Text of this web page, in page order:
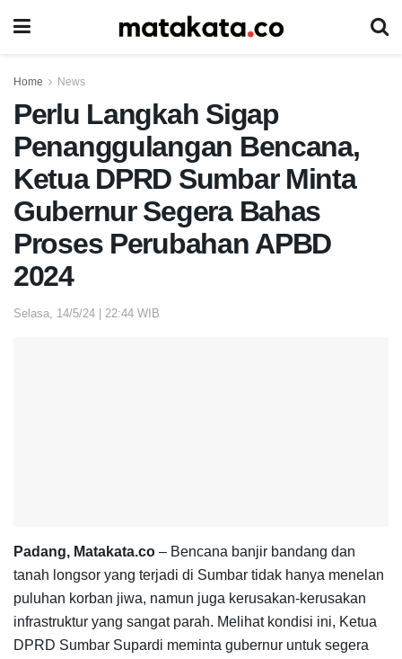
Home News
Perlu Langkah Sigap
Penanggulangan Bencana,
Ketua DPRD Sumbar Minta
Gubernur Segera Bahas
Proses Perubahan APBD
2024
Selasa, 14/5/24 | 22:44 WIB
Padang, Matakata.co – Bencana banjir bandang dan
tanah longsor yang terjadi di Sumbar tidak hanya menelan
puluhan korban jiwa, namun juga kerusakan-kerusakan
infrastruktur yang sangat parah. Melihat kondisi ini, Ketua
DPRD Sumbar Supardi meminta gubernur untuk segera